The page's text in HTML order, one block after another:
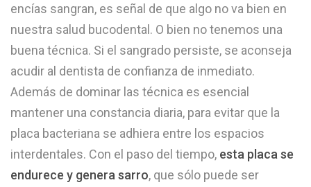
encías sangran, es señal de que algo no va bien en
nuestra salud bucodental. O bien no tenemos una
buena técnica. Si el sangrado persiste, se aconseja
acudir al dentista de confianza de inmediato.
Además de dominar las técnica es esencial
mantener una constancia diaria, para evitar que la
placa bacteriana se adhiera entre los espacios
interdentales. Con el paso del tiempo, esta placa se
endurece y genera sarro, que sólo puede ser